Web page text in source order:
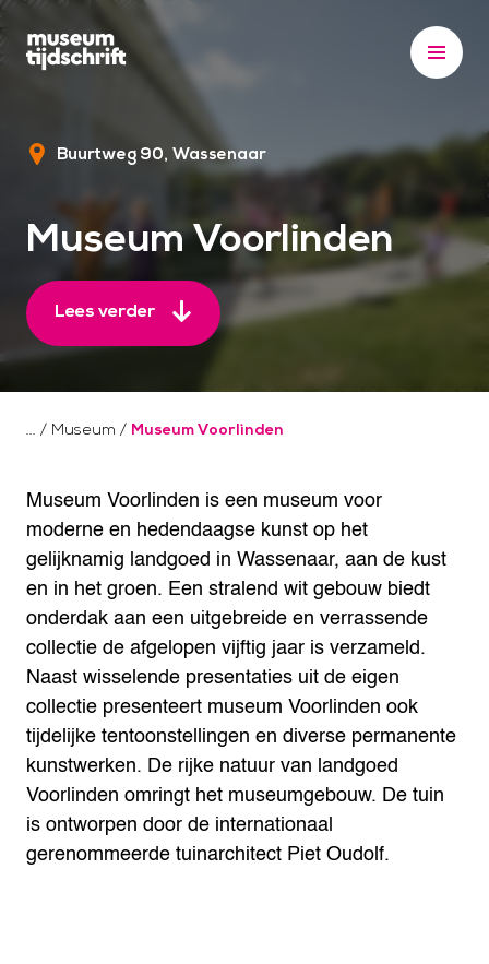
S
k
t
Buurtweg 90 Wassenaar
Museum Voorlinden
Lees verder
/ Museum / Museum Voorlinden
Museum Voorlinden is een museum voor
moderne en hedendaagse kunst op het
gelijknamig landgoed in Wassenaar, aan de kust
en in het groen. Een stralend wit gebouw biedt
onderdak aan een uitgebreide en verrassende
collectie de afgelopen vijftig jaar is verzameld.
Naast wisselende presentaties uit de eigen
collectie presenteert museum Voorlinden ook
tijdelijke tentoonstellingen en diverse permanente
kunstwerken. De rijke natuur van landgoed
Voorlinden omringt het museumgebouw. De tuin
is ontworpen door de internationaal
gerenommeerde tuinarchitect Piet Oudolf.